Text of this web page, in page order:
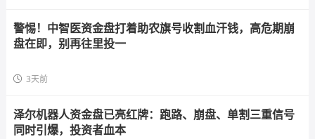
警惕！中智医资金盘打着助农旗号收割血汗钱，高危期崩
盘在即，别再往里投一
3天前
泽尔机器人资金盘已亮红牌：跑路、崩盘、单割三重信号
同时引爆，投资者血本